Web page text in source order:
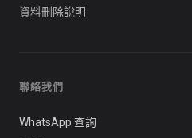
資料刪除說明
聯絡我們
WhatsApp 查詢